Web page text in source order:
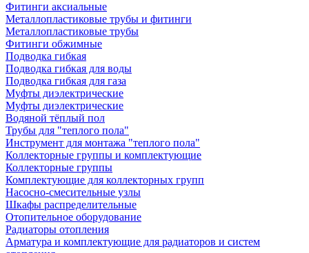
Фитинги аксиальные
Металлопластиковые трубы и фитинги
Металлопластиковые трубы
Фитинги обжимные
Подводка гибкая
Подводка гибкая для воды
Подводка гибкая для газа
Муфты диэлектрические
Муфты диэлектрические
Водяной тёплый пол
Трубы для "теплого пола"
Инструмент для монтажа "теплого пола"
Коллекторные группы и комплектующие
Коллекторные группы
Комплектующие для коллекторных групп
Насосно-смесительные узлы
Шкафы распределительные
Отопительное оборудование
Радиаторы отопления
Арматура и комплектующие для радиаторов и систем